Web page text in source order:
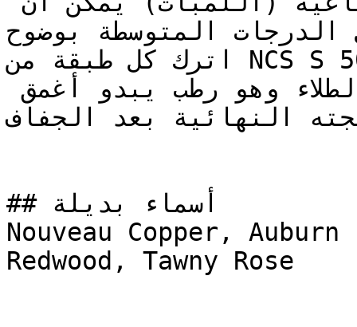
المتوسطة بوضوح.
اترك كل طبقة من NCS S 5030-Y60R لتجف تماماً قبل
النهائية بعد الجفاف.
## أسماء بديلة
Nouveau Copper,
Redwood, Tawny Rose